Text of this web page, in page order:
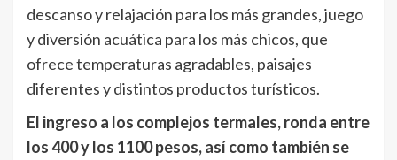
descanso y relajación para los más grandes, juego
y diversión acuática para los más chicos, que
ofrece temperaturas agradables, paisajes
diferentes y distintos productos turísticos.
El ingreso a los complejos termales, ronda entre
los 400 y los 1100 pesos, así como también se